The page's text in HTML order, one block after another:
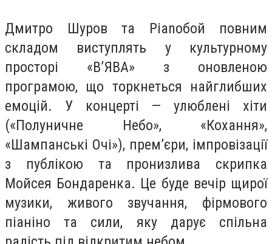
Дмитро Шуров та Pianoбой повним
складом виступлять у культурному
просторі «В’ЯВА» з оновленою
програмою, що торкнеться найглибших
емоцій. У концерті — улюблені хіти
(«Полуничне Небо», «Кохання»,
«Шампанські Очі»), прем’єри, імпровізації
з публікою та пронизлива скрипка
Мойсея Бондаренка. Це буде вечір щирої
музики, живого звучання, фірмового
піаніно та сили, яку дарує спільна